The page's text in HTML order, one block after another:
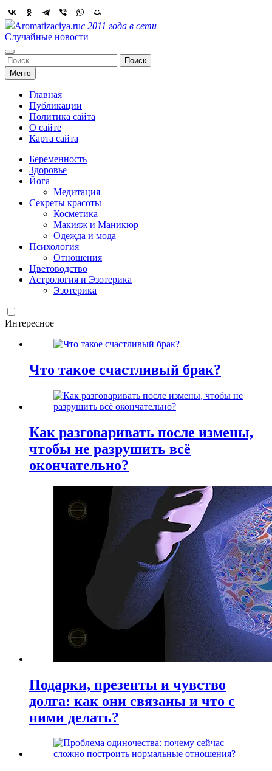
Skip
to
content
Aromatizaciya.ruс 2011 года в сети
Случайные новости
Найти:
Меню
Главная
Публикации
Политика сайта
О сайте
Карта сайта
Беременность
Здоровье
Йога
Медитация
Секреты красоты
Косметика
Макияж и Маникюр
Одежда и мода
Психология
Отношения
Цветоводство
Астрология и Эзотерика
Эзотерика
Интересное
Что такое счастливый брак?
Как разговаривать после измены,
чтобы не разрушить всё
окончательно?
Подарки, презенты и чувство
долга: как они связаны и что с
ними делать?